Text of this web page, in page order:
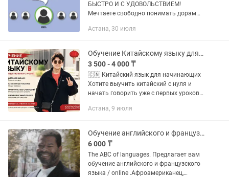
БЫСТРО И С УДОВОЛЬСТВИЕМ!
Мечтаете свободно понимать дорамы,
поступить в университет Кореи или
работы? Начните...
Астана, 30 июля
Обучение Китайскому языку для начинающих
3 500 - 4 000 ₸
🇨🇳 Китайский язык для начинающих
Хотите выучить китайский с нуля и
начать говорить уже с первых уроков?
года и уже более 5 лет изучаю
Астана, 9 июля
Обучение английского и французского языка
6 000 ₸
The ABC of languages. Предлагает вам
обучение английского и французского
языка / online .Афроамериканец,